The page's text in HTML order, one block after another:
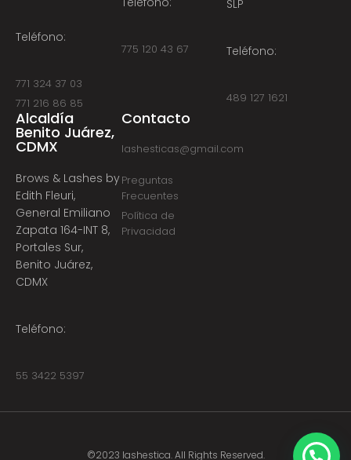
Teléfono:
771 324 37 03
771 216 86 85
775 120 43 67
SLP
Teléfono:
489 127 1621
Alcaldía
Benito Juárez,
CDMX
Brows & Lashes by
Edith Fleuri,
General Emiliano
Zapata 164-INT 8,
Portales Sur,
Benito Juárez,
CDMX
Teléfono:
55 3422 5397
Contacto
lashesticas@gmail.com
Preguntas
Frecuentes
Política de
Privacidad
©2023 lashestica. All Rights Reserved.